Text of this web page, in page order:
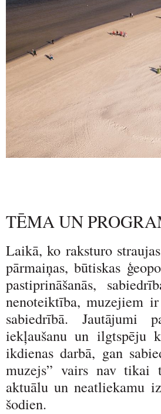
TĒMA UN
Laikā, ko raksturo
pārmaiņas, būtiskas
pastiprināšanās,
nenoteiktība, muzejiem
sabiedrībā. Jautājumi
iekļaušanu un ilgtspēju
ikdienas darbā, gan
muzejs” vairs nav
aktuālu un neatliekamu
šodien.